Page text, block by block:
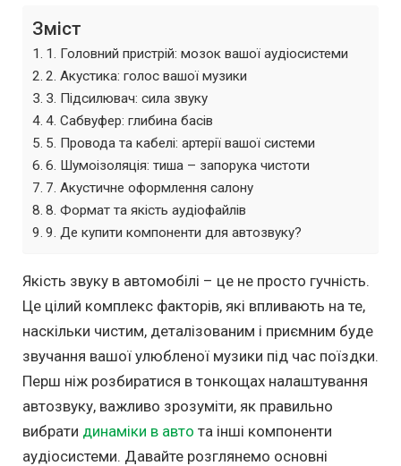
Зміст
1. Головний пристрій: мозок вашої аудіосистеми
2. Акустика: голос вашої музики
3. Підсилювач: сила звуку
4. Сабвуфер: глибина басів
5. Провода та кабелі: артерії вашої системи
6. Шумоізоляція: тиша – запорука чистоти
7. Акустичне оформлення салону
8. Формат та якість аудіофайлів
9. Де купити компоненти для автозвуку?
Якість звуку в автомобілі – це не просто гучність.
Це цілий комплекс факторів, які впливають на те,
наскільки чистим, деталізованим і приємним буде
звучання вашої улюбленої музики під час поїздки.
Перш ніж розбиратися в тонкощах налаштування
автозвуку, важливо зрозуміти, як правильно
вибрати динаміки в авто та інші компоненти
аудіосистеми. Давайте розглянемо основні